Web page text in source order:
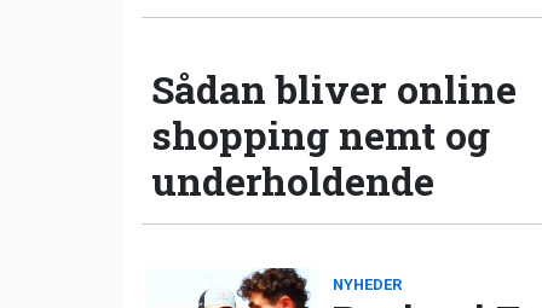
Sådan bliver online
shopping nemt og
underholdende
NYHEDER